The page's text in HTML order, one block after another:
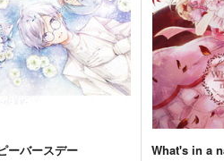
ーバースデー
What's in a